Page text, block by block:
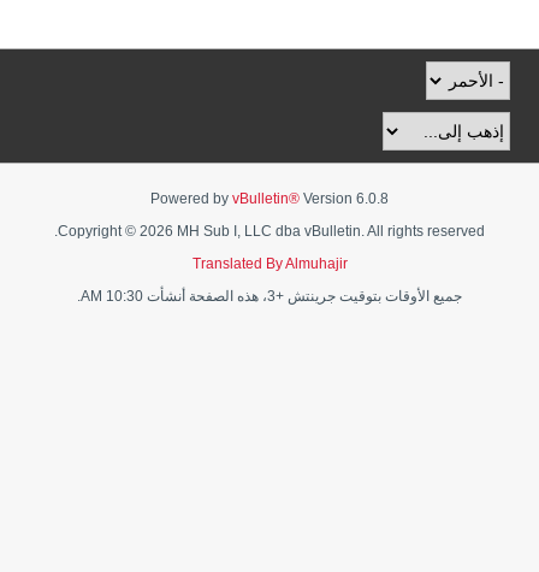
Powered by vBulletin® Version 6.0.8
Copyright © 2026 MH Sub I, LLC dba vBulletin. All rights reserved.
Translated By Almuhajir
جميع الأوقات بتوقيت جرينتش +3، هذه الصفحة أنشأت 10:30 AM.